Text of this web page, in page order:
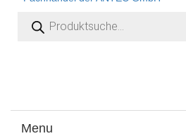
Menu